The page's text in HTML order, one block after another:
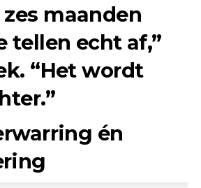
maanden
tellen echt af,”
“Het wordt
én